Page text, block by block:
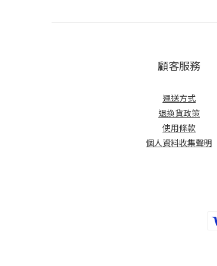
顧客服務
運送方式
退換貨政策
使用條款
個人資料收集聲明